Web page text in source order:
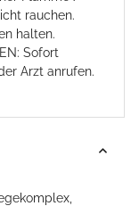
rauchen.
halten.
Sofort
Arzt anrufen.